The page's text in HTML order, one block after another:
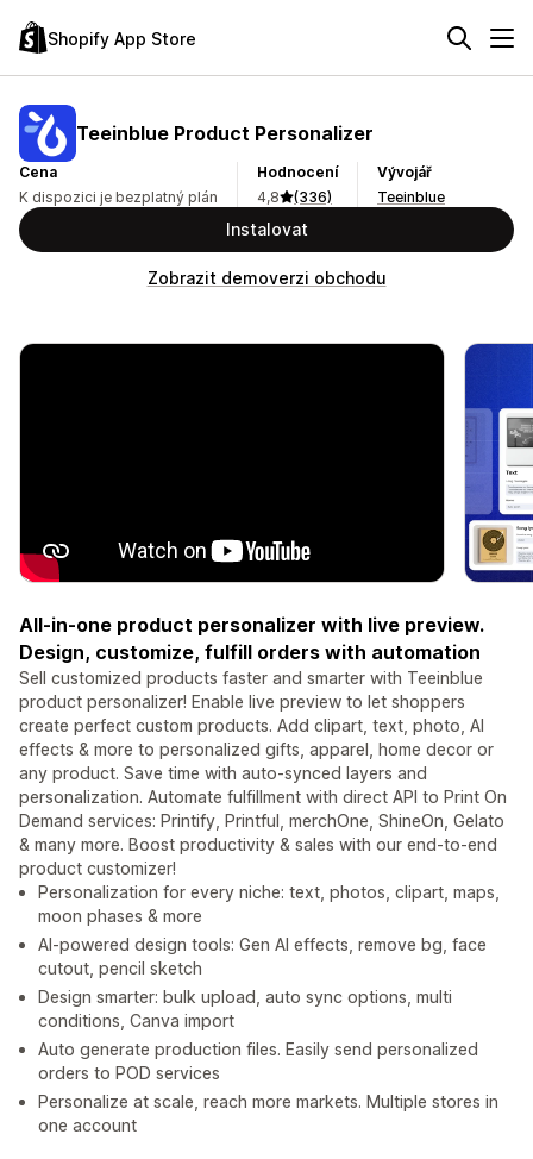
Shopify App Store
Teeinblue Product Personalizer
Cena
K dispozici je bezplatný plán
Hodnocení
4,8
(336)
Vývojář
Teeinblue
Instalovat
Zobrazit demoverzi obchodu
All-in-one product personalizer with live preview.
Design, customize, fulfill orders with automation
Sell customized products faster and smarter with Teeinblue
product personalizer! Enable live preview to let shoppers
create perfect custom products. Add clipart, text, photo, AI
effects & more to personalized gifts, apparel, home decor or
any product. Save time with auto-synced layers and
personalization. Automate fulfillment with direct API to Print On
Demand services: Printify, Printful, merchOne, ShineOn, Gelato
& many more. Boost productivity & sales with our end-to-end
product customizer!
Personalization for every niche: text, photos, clipart, maps,
moon phases & more
AI-powered design tools: Gen AI effects, remove bg, face
cutout, pencil sketch
Design smarter: bulk upload, auto sync options, multi
conditions, Canva import
Auto generate production files. Easily send personalized
orders to POD services
Personalize at scale, reach more markets. Multiple stores in
one account